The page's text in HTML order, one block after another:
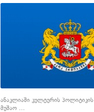
ანაკლიაში კულტურის პოლიტიკის
მუშაო ...